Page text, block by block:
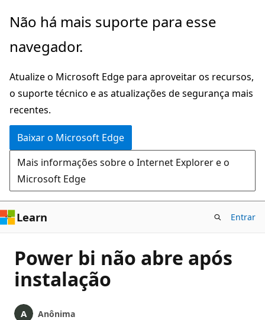
Pular
o
principal
Não há mais suporte para esse
navegador.
Atualize o Microsoft Edge para aproveitar os recursos,
o suporte técnico e as atualizações de segurança mais
recentes.
Baixar o Microsoft Edge
Mais informações sobre o Internet Explorer e o
Microsoft Edge
Learn Entrar
Power bi não abre após
instalação
Anônima